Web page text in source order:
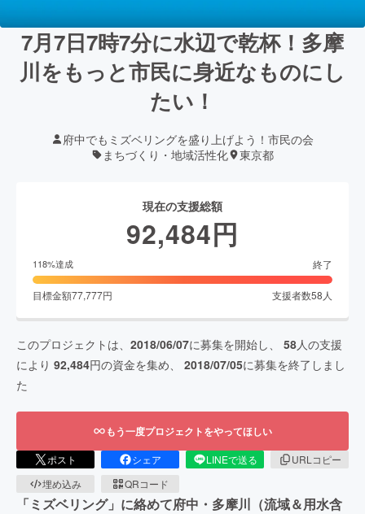
7月7日7時7分に水辺で乾杯！多摩
川をもっと市民に身近なものにし
たい！
府中でもミズベリングを盛り上げよう！市民の会
まちづくり・地域活性化
東京都
現在の支援総額
92,484円
118%達成 終了
目標金額77,777円 支援者数58 人
このプロジェクトは、 2018/06/07に募集を開始し、 58人の支援
により 92,484円の資金を集め、 2018/07/05に募集を終了しまし
た
もう一度プロジェクトをやってほしい
ポスト シェア LINEで送る
URLコピー
埋め込み
QRコード
「ミズベリング」に絡めて府中・多摩川（流域＆用水含